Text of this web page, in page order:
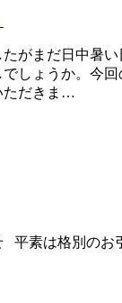
たがまだ日中暑
しょうか。今
ただきま…
平素は格別のお